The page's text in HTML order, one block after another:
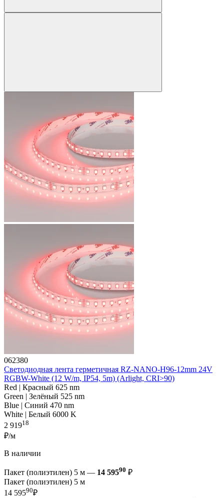
062380
Светодиодная лента герметичная RZ-NANO-H96-12mm 24V
RGBW-White (12 W/m, IP54, 5m) (Arlight, CRI>90)
Red | Красный 625 nm
Green | Зелёный 525 nm
Blue | Синий 470 nm
White | Белый 6000 K
2 91918
₽/м
В наличии
Пакет (полиэтилен) 5 м — 14 59590 ₽
Пакет (полиэтилен) 5 м
14 59590₽